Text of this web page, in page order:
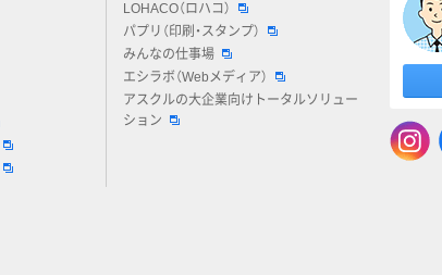
LOHACO（ロハコ）
パプリ（印刷・スタンプ）
みんなの仕事場
エシラボ（Webメディア）
アスクルの大企業向けトータルソリュー
ション